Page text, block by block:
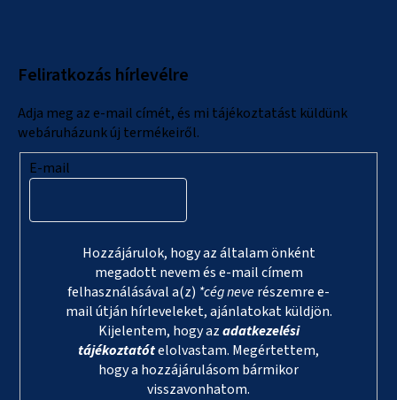
Feliratkozás hírlevélre
Adja meg az e-mail címét, és mi tájékoztatást küldünk
webáruházunk új termékeiről.
E-mail
Hozzájárulok, hogy az általam önként
megadott nevem és e-mail címem
felhasználásával a(z) *cég neverészemre e-
mail útján hírleveleket, ajánlatokat küldjön.
Kijelentem, hogy azadatkezelési
tájékoztatótelolvastam. Megértettem,
hogy a hozzájárulásom bármikor
visszavonhatom.